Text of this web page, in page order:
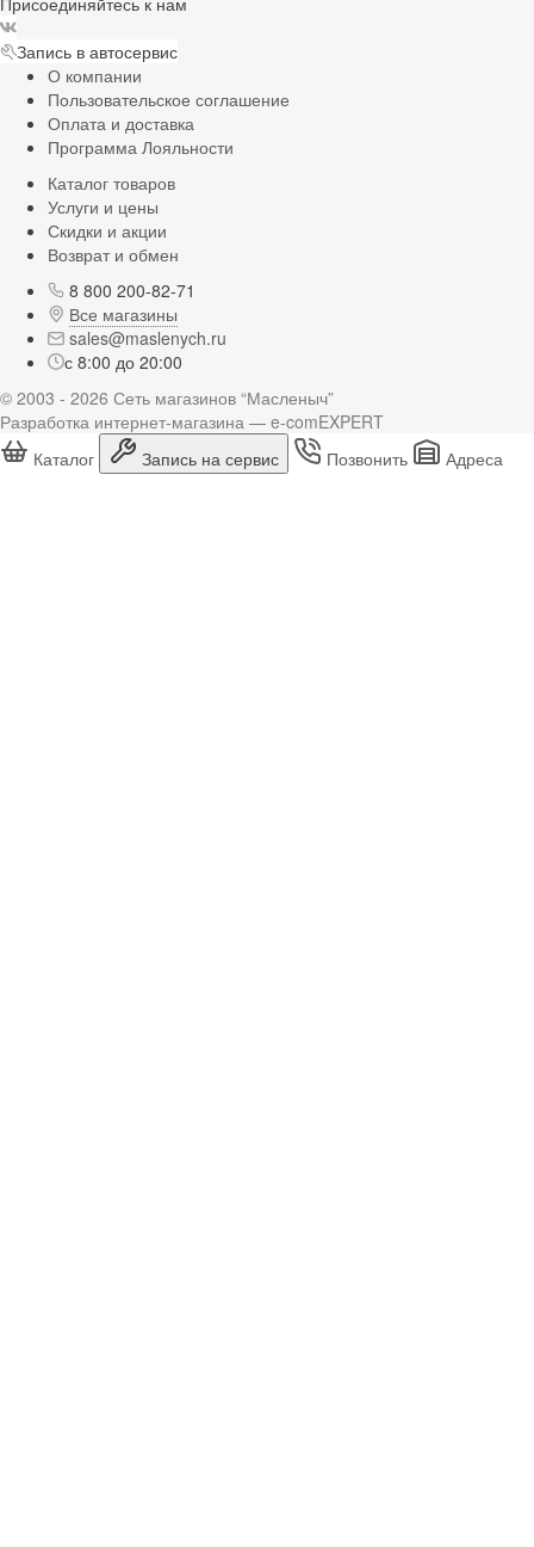
Запись в автосервис
О компании
Пользовательское соглашение
Оплата и доставка
Программа Лояльности
Каталог товаров
Услуги и цены
Скидки и акции
Возврат и обмен
8 800 200-82-71
Все магазины
sales@maslenych.ru
с 8:00 до 20:00
© 2003 - 2026 Сеть магазинов “Масленыч”
Разработка интернет-магазина — e-comEXPERT
Каталог
Запись на сервис Позвонить Адреса